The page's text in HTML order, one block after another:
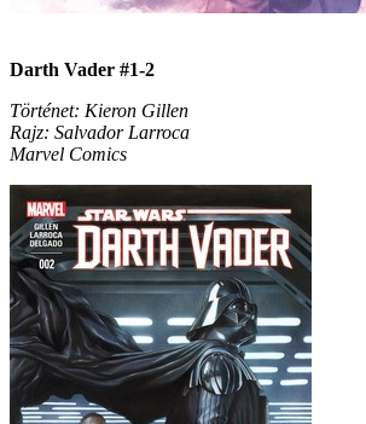
Darth Vader #1-2
Történet: Kieron Gillen
Rajz: Salvador Larroca
Marvel Comics